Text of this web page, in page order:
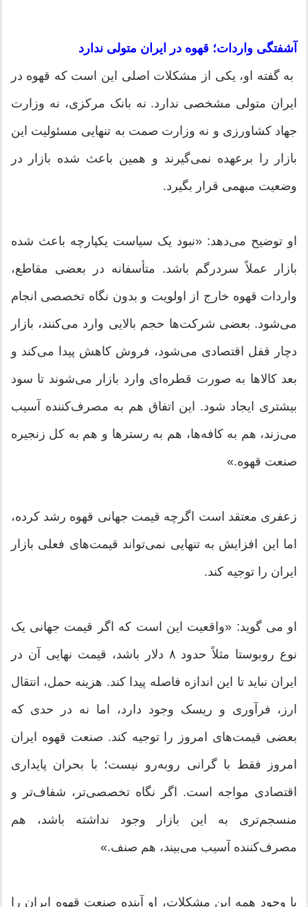
آشفتگی واردات؛ قهوه در ایران متولی ندارد
به گفته او، یکی از مشکلات اصلی این است که قهوه در
ایران متولی مشخصی ندارد. نه بانک مرکزی، نه وزارت
جهاد کشاورزی و نه وزارت صمت به تنهایی مسئولیت این
بازار را برعهده نمی‌گیرند و همین باعث شده بازار در
وضعیت مبهمی قرار بگیرد.
او توضیح می‌دهد: «نبود یک سیاست یکپارچه باعث شده
بازار عملاً سردرگم باشد. متأسفانه در بعضی مقاطع،
واردات قهوه خارج از اولویت و بدون نگاه تخصصی انجام
می‌شود. بعضی شرکت‌ها حجم بالایی وارد می‌کنند، بازار
دچار قفل اقتصادی می‌شود، فروش کاهش پیدا می‌کند و
بعد کالا‌ها به صورت قطره‌ای وارد بازار می‌شوند تا سود
بیشتری ایجاد شود. این اتفاق هم به مصرف‌کننده آسیب
می‌زند، هم به کافه‌ها، هم به رستر‌ها و هم به کل زنجیره
صنعت قهوه.»
زعفری معتقد است اگرچه قیمت جهانی قهوه رشد کرده،
اما این افزایش به تنهایی نمی‌تواند قیمت‌های فعلی بازار
ایران را توجیه کند.
او می گوید: «واقعیت این است که اگر قیمت جهانی یک
نوع روبوستا مثلاً حدود ۸ دلار باشد، قیمت نهایی آن در
ایران نباید تا این اندازه فاصله پیدا کند. هزینه حمل، انتقال
ارز، فرآوری و ریسک وجود دارد، اما نه در حدی که
بعضی قیمت‌های امروز را توجیه کند. صنعت قهوه ایران
امروز فقط با گرانی روبه‌رو نیست؛ با بحران پایداری
اقتصادی مواجه است. اگر نگاه تخصصی‌تر، شفاف‌تر و
منسجم‌تری به این بازار وجود نداشته باشد، هم
مصرف‌کننده آسیب می‌بیند، هم صنف.»
با وجود همه این مشکلات، او آینده صنعت قهوه ایران را